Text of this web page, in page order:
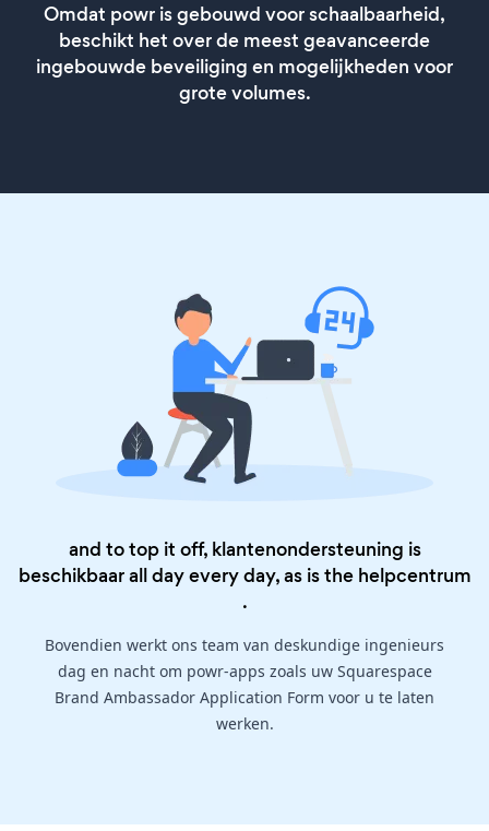
Omdat powr is gebouwd voor schaalbaarheid,
beschikt het over de meest geavanceerde
ingebouwde beveiliging en mogelijkheden voor
grote volumes.
and to top it off, klantenondersteuning is
beschikbaar all day every day, as is the helpcentrum
.
Bovendien werkt ons team van deskundige ingenieurs
dag en nacht om powr-apps zoals uw Squarespace
Brand Ambassador Application Form voor u te laten
werken.